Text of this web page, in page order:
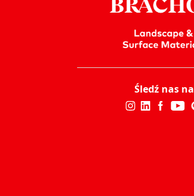
Śledź nas na